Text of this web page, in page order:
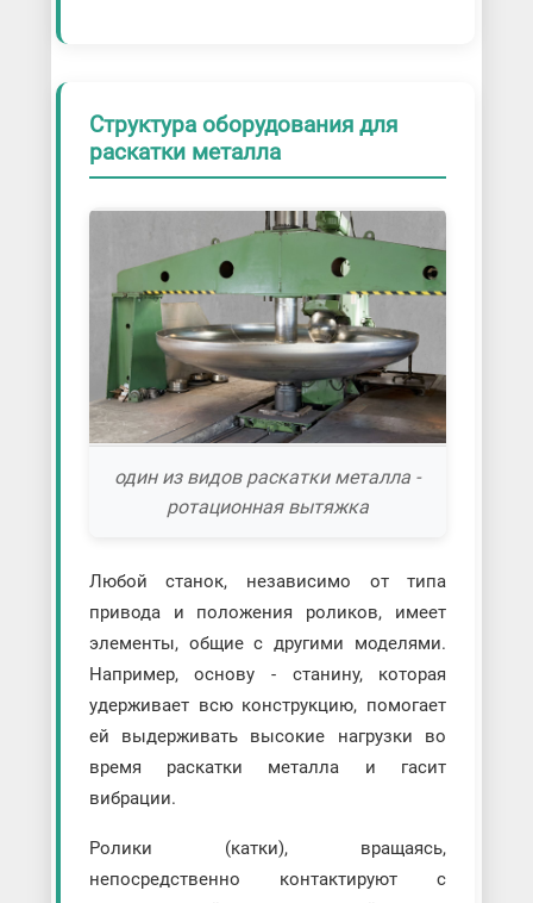
Структура оборудования для
раскатки металла
один из видов раскатки металла -
ротационная вытяжка
Любой станок, независимо от типа
привода и положения роликов, имеет
элементы, общие с другими моделями.
Например, основу - станину, которая
удерживает всю конструкцию, помогает
ей выдерживать высокие нагрузки во
время раскатки металла и гасит
вибрации.
Ролики (катки), вращаясь,
непосредственно контактируют с